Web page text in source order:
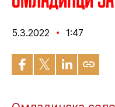
5.3.2022 1:47